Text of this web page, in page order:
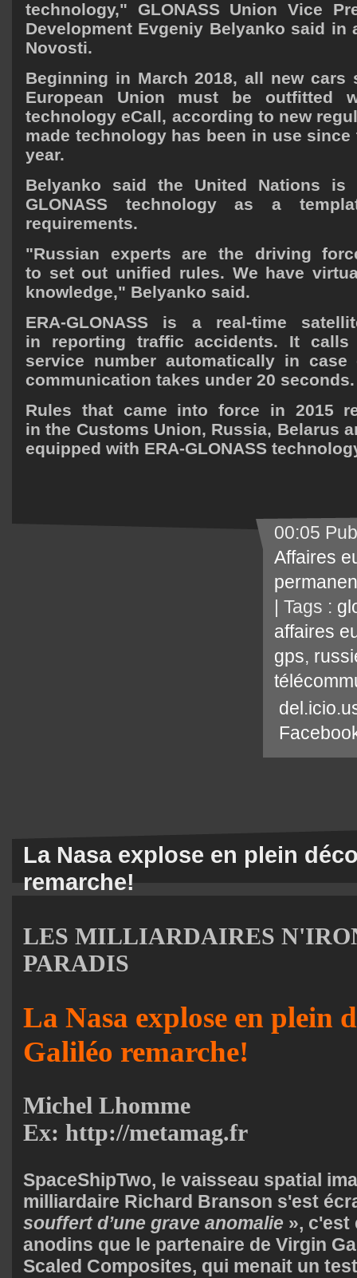
technology," GLONASS Union Vice
Development Evgeniy Belyanko said in
Novosti.
Beginning in March 2018, all new cars
European Union must be outfitted
technology eCall, according to new
made technology has been in use
year.
Belyanko said the United Nations is
GLONASS technology as a
requirements.
"Russian experts are the driving
to set out unified rules. We have
knowledge," Belyanko said.
ERA-GLONASS is a real-time
in reporting traffic accidents. It calls
service number automatically in
communication takes under 20 seconds.
Rules that came into force in 2015
in the Customs Union, Russia, Belarus
equipped with ERA-GLONASS
00:05
Affaires
| Tags :
affaires
gps,
La Nasa explose en plein
remarche!
LES MILLIARDAIRES
PARADIS
La Nasa explose en plein
Galiléo remarche!
Michel Lhomme
Ex: http://metamag.fr
SpaceShipTwo, le vaisseau spatial
milliardaire Richard Branson s'est
souffert d’une grave anomalie », c'est
anodins que le partenaire de Virgin
Scaled Composites, qui menait un